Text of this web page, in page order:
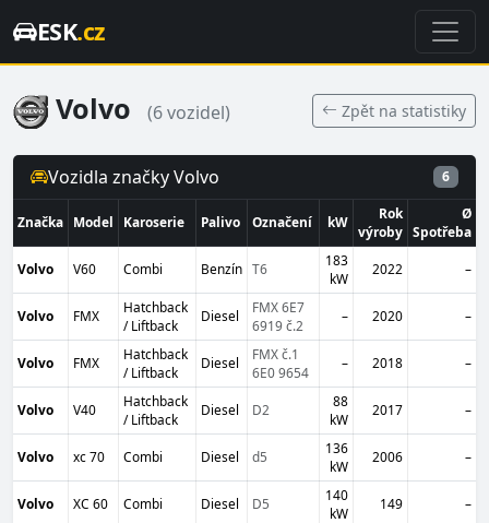
ESK.cz
Volvo (6 vozidel) Zpět na statistiky
Vozidla značky Volvo 6
Značka Model Karoserie Palivo Označení kW
Rok
výroby
Ø
Spotřeba
Volvo V60 Combi Benzín T6
183
kW
2022 –
Volvo FMX
Hatchback
/ Liftback
Diesel
FMX 6E7
6919 č.2
– 2020 –
Volvo FMX
Hatchback
/ Liftback
Diesel
FMX č.1
6E0 9654
– 2018 –
Volvo V40
Hatchback
/ Liftback
Diesel D2
88
kW
2017 –
Volvo xc 70 Combi Diesel d5
136
kW
2006 –
Volvo XC 60 Combi Diesel D5
140
kW
149 –